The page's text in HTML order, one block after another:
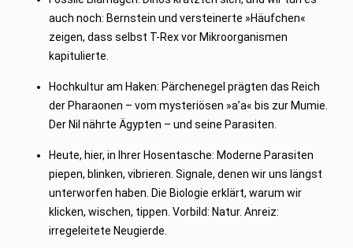
auch noch: Bernstein und versteinerte »Häufchen«
zeigen, dass selbst T-Rex vor Mikroorganismen
kapitulierte.
Hochkultur am Haken: Pärchenegel prägten das Reich
der Pharaonen – vom mysteriösen »a’a« bis zur Mumie.
Der Nil nährte Ägypten – und seine Parasiten.
Heute, hier, in Ihrer Hosentasche: Moderne Parasiten
piepen, blinken, vibrieren. Signale, denen wir uns längst
unterworfen haben. Die Biologie erklärt, warum wir
klicken, wischen, tippen. Vorbild: Natur. Anreiz:
irregeleitete Neugierde.